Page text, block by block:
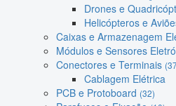
Drones e
Helicópteros e
Caixas e Armazenagem
Módulos e Sensores
Conectores e Terminais
Cablagem Elétrica
PCB e Protoboard (32)